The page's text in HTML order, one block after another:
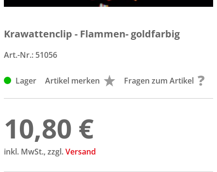
Krawattenclip - Flammen- goldfarbig
Art.-Nr.: 51056
Lager Artikel merken Fragen zum Artikel
10,80 €
inkl. MwSt., zzgl.Versand